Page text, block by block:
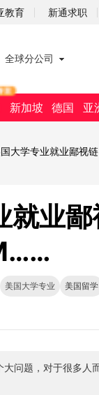
教育 新通求职
全球分公司
新加坡 德国 亚
大学专业就业鄙视
就业
美国大学专业 美国留学
大问题，对于很多